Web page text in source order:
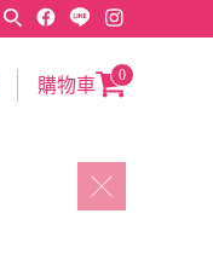
購物車
0